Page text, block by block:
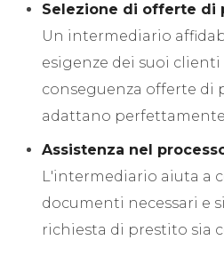
Selezione di offerte di
Un intermediario
esigenze dei suoi clienti
conseguenza offerte di
adattano perfettamente
Assistenza nel
L'intermediario aiuta a
documenti necessari e
richiesta di prestito sia